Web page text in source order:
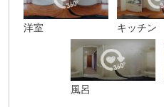
洋室 キッチン
風呂